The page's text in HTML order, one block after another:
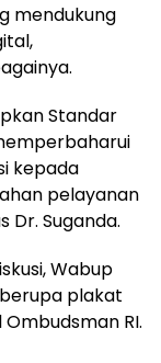
mendukung
Standar
kepada
pelayanan
Dr. Suganda.
Wabup
plakat
RI.